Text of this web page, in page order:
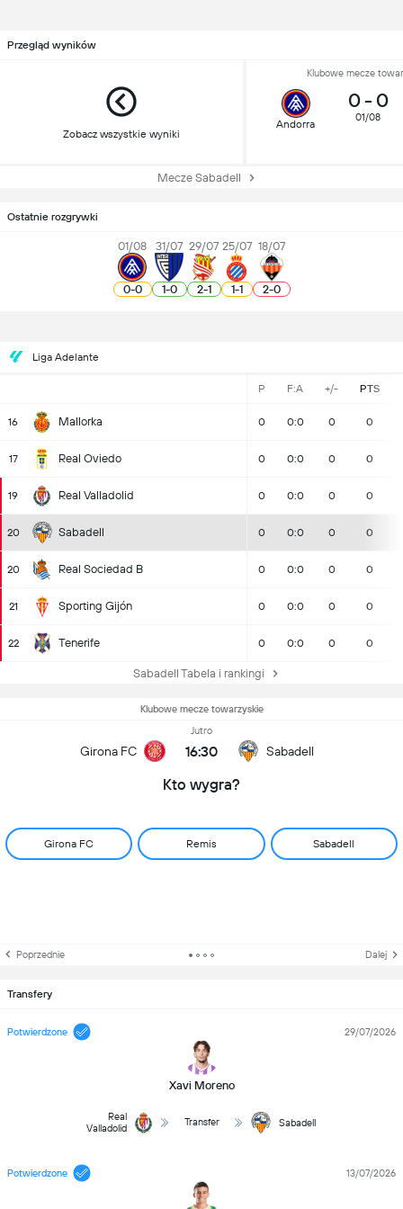
Przegląd wyników
Zobacz wszystkie wyniki
Klubowe mecze
Andorra
0- 0
01/08
Mecze Sabadell
Ostatnie rozgrywki
01/08
0-0
31/07
1-0
29/07
2-1
25/07
1-1
18/07
2-0
Liga Adelante
P F:A +/- PTS
16 Mallorka 0 0:0 0 0
17 Real Oviedo 0 0:0 0 0
19 Real Valladolid 0 0:0 0 0
20 Sabadell 0 0:0 0 0
20 Real Sociedad B 0 0:0 0 0
21 Sporting Gijón 0 0:0 0 0
22 Tenerife 0 0:0 0 0
Sabadell Tabela i rankingi
Klubowe mecze towarzyskie
Girona FC
Jutro
16:30 Sabadell
Kto wygra?
Girona FC Remis Sabadell
Poprzednie Dalej
Transfery
Potwierdzone
Xavi Moreno
29/07/2026
Real
Valladolid
Transfer Sabadell
Potwierdzone 13/07/2026